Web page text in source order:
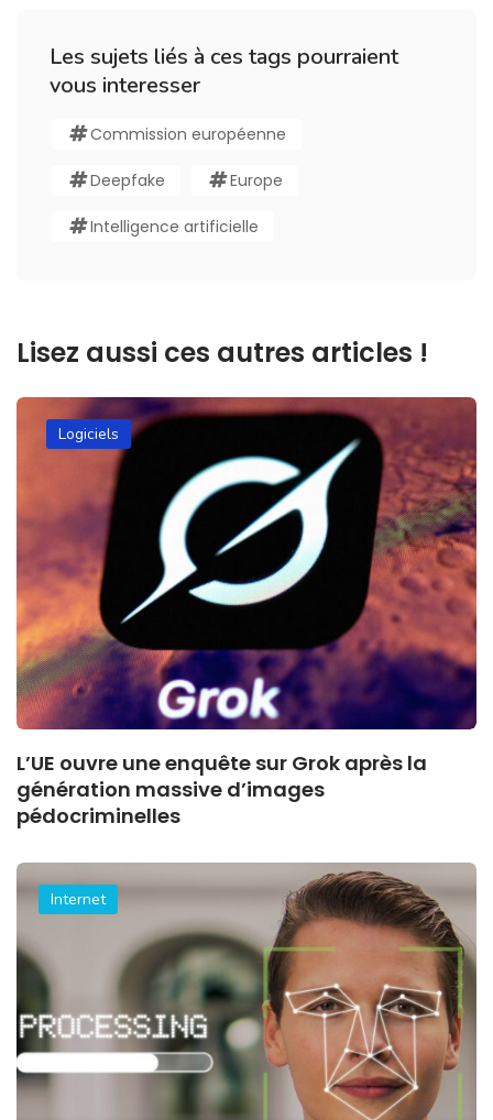
Les sujets liés à ces tags pourraient
vous interesser
Commission européenne
Deepfake Europe
Intelligence artificielle
Lisez aussi ces autres articles !
Logiciels
L’UE ouvre une enquête sur Grok après la
génération massive d’images
pédocriminelles
Internet